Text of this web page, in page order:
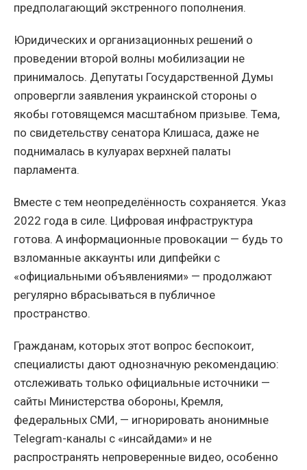
предполагающий экстренного пополнения.
Юридических и организационных решений о
проведении второй волны мобилизации не
принималось. Депутаты Государственной Думы
опровергли заявления украинской стороны о
якобы готовящемся масштабном призыве. Тема,
по свидетельству сенатора Клишаса, даже не
поднималась в кулуарах верхней палаты
парламента.
Вместе с тем неопределённость сохраняется. Указ
2022 года в силе. Цифровая инфраструктура
готова. А информационные провокации — будь то
взломанные аккаунты или дипфейки с
«официальными объявлениями» — продолжают
регулярно вбрасываться в публичное
пространство.
Гражданам, которых этот вопрос беспокоит,
специалисты дают однозначную рекомендацию:
отслеживать только официальные источники —
сайты Министерства обороны, Кремля,
федеральных СМИ, — игнорировать анонимные
Telegram-каналы с «инсайдами» и не
распространять непроверенные видео, особенно